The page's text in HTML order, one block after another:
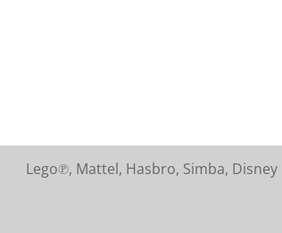
Lego℗, Mattel, Hasbro, Simba,